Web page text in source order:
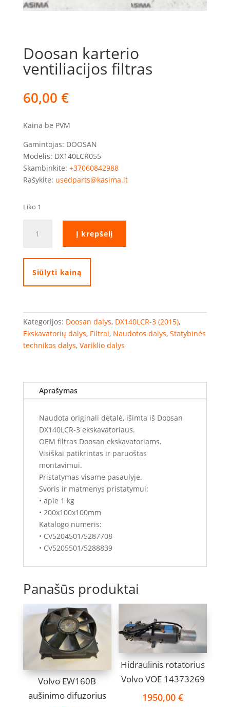
Doosan karterio
ventiliacijos filtras
60,00 €
Kaina be PVM
Gamintojas: DOOSAN
Modelis: DX140LCR055
Skambinkite: +37060842988
Rašykite: usedparts@kasima.lt
Liko 1
kiekis:
karterio
ventiliacijos
filtras
Į krepšelį
Siūlyti kainą
Kategorijos: Doosan dalys, DX140LCR-3 (2015),
Ekskavatorių dalys, Filtrai, Naudotos dalys, Statybinės
technikos dalys, Variklio dalys
Aprašymas
Naudota originali detalė, išimta iš Doosan
DX140LCR-3 ekskavatoriaus.
OEM filtras Doosan ekskavatoriams.
Visiškai patikrintas ir paruoštas
montavimui.
Pristatymas visame pasaulyje.
Svoris ir matmenys pristatymui:
• apie 1 kg
• 200x100x100mm
Katalogo numeris:
• CV5204501/5287708
• CV5205501/5288839
Panašūs produktai
Volvo EW160B
aušinimo difuzorius
Hidraulinis rotatorius
Volvo VOE 14373269
1950,00€